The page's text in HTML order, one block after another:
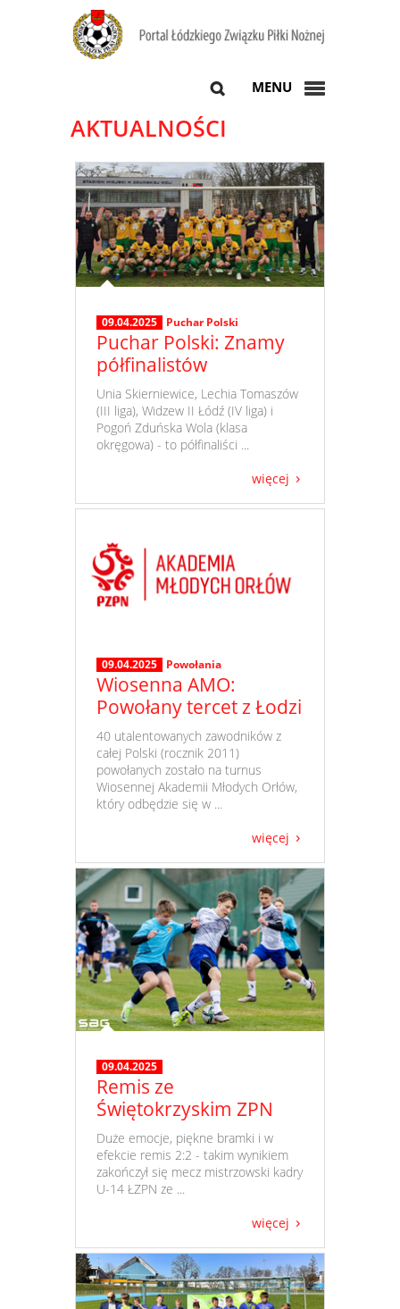
MENU
AKTUALNOŚCI
09.04.2025 Puchar Polski
Puchar Polski: Znamy
półfinalistów
​ Unia Skierniewice, Lechia Tomaszów
(III liga), Widzew II Łódź (IV liga) i
Pogoń Zduńska Wola (klasa
okręgowa) - to półfinaliści ...
więcej
09.04.2025 Powołania
Wiosenna AMO:
Powołany tercet z Łodzi
​ 40 utalentowanych zawodników z
całej Polski (rocznik 2011)
powołanych zostało na turnus
Wiosennej Akademii Młodych Orłów,
który odbędzie się w ...
więcej
09.04.2025
Remis ze
Świętokrzyskim ZPN
​ Duże emocje, piękne bramki i w
efekcie remis 2:2 - takim wynikiem
zakończył się mecz mistrzowski kadry
U-14 ŁZPN ze ...
więcej